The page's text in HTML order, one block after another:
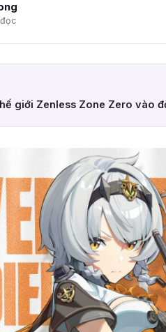
giới Zenless Zone Zero vào